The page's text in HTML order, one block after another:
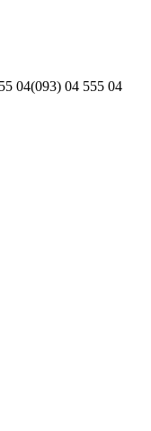
04(093) 04 555 04